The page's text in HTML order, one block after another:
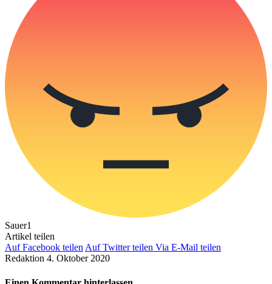
Sauer1
Artikel teilen
Auf Facebook teilen Auf Twitter teilen Via E-Mail teilen
Redaktion 4. Oktober 2020